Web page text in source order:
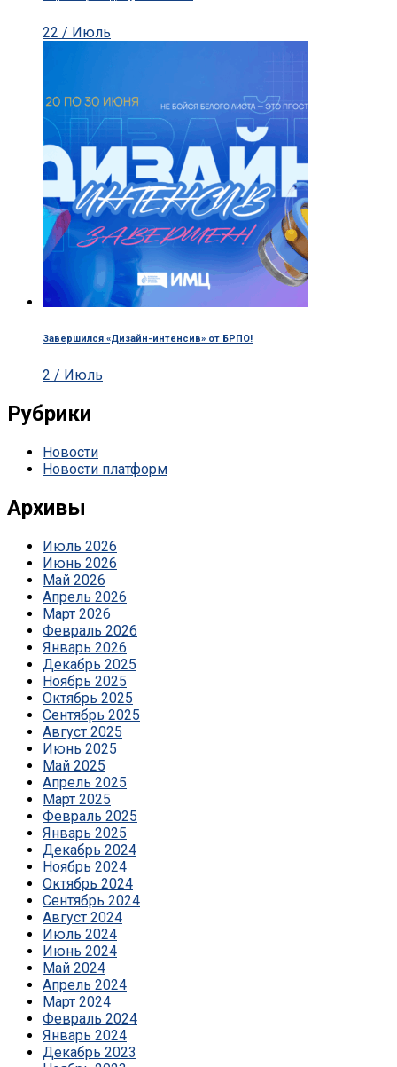
22 / Июль
Завершился «Дизайн-интенсив» от БРПО!
2 / Июль
Рубрики
Новости
Новости платформ
Архивы
Июль 2026
Июнь 2026
Май 2026
Апрель 2026
Март 2026
Февраль 2026
Январь 2026
Декабрь 2025
Ноябрь 2025
Октябрь 2025
Сентябрь 2025
Август 2025
Июнь 2025
Май 2025
Апрель 2025
Март 2025
Февраль 2025
Январь 2025
Декабрь 2024
Ноябрь 2024
Октябрь 2024
Сентябрь 2024
Август 2024
Июль 2024
Июнь 2024
Май 2024
Апрель 2024
Март 2024
Февраль 2024
Январь 2024
Декабрь 2023